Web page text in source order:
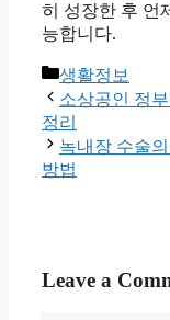
히 성장한 후 언
능합니다.
Categories
생활정보
소상공인 정
정리
녹내장 수술
방법
Leave a